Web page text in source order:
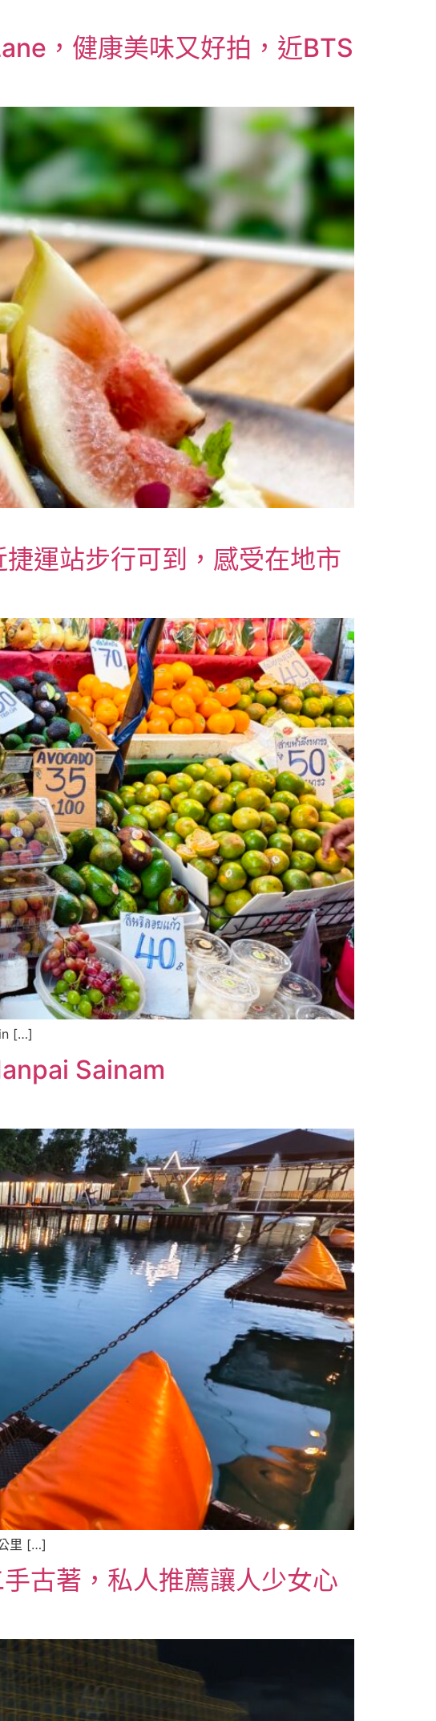
，健康美味又好拍，近BTS
運站步行可到，感受在地市
[…]
Sainam
里 […]
古著，私人推薦讓人少女心